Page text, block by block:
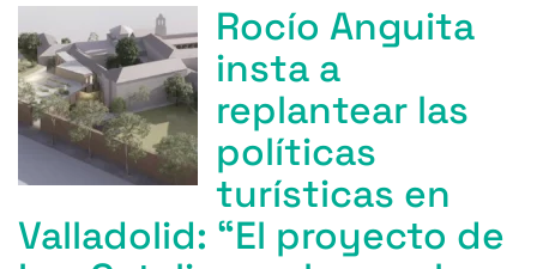
Rocío Anguita
insta a
replantear las
políticas
turísticas en
Valladolid: “El proyecto de